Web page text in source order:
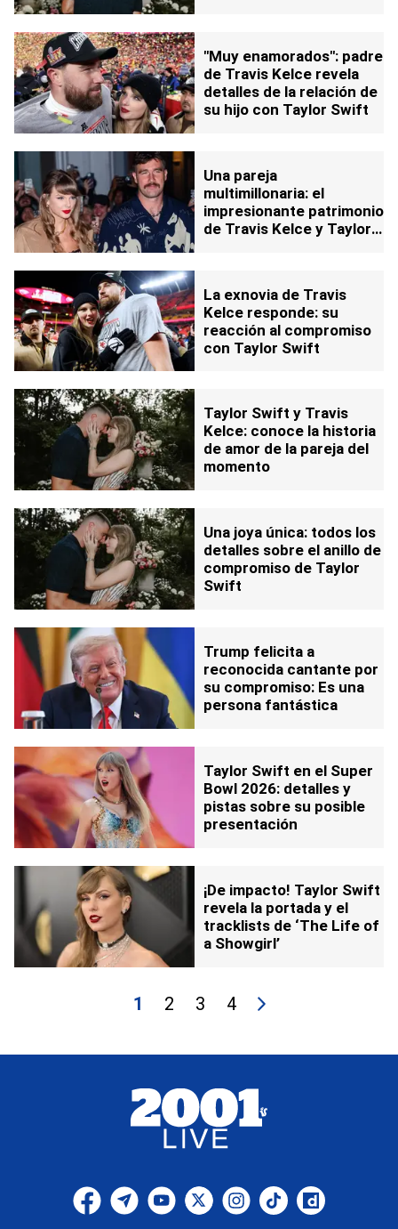
"Muy enamorados": padre
de Travis Kelce revela
detalles de la relación de
su hijo con Taylor Swift
Una pareja
multimillonaria: el
impresionante patrimonio
de Travis Kelce y Taylor
La exnovia de Travis
Kelce responde: su
reacción al compromiso
con Taylor Swift
Taylor Swift y Travis
Kelce: conoce la historia
de amor de la pareja del
momento
Una joya única: todos los
detalles sobre el anillo de
compromiso de Taylor
Swift
Trump felicita a
reconocida cantante por
su compromiso: Es una
persona fantástica
Taylor Swift en el Super
Bowl 2026: detalles y
pistas sobre su posible
presentación
¡De impacto! Taylor Swift
revela la portada y el
tracklists de ‘The Life of
a Showgirl’
1 2 3 4